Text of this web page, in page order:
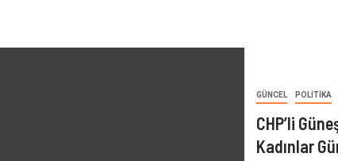
GÜNCEL POLITIKA
CHP’li
Kadınlar